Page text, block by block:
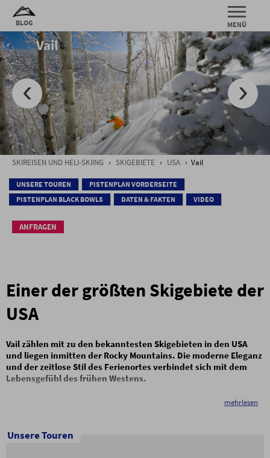
SKIREISEN UND HELI-SKIING › SKIGEBIETE › USA › Vail
UNSERE TOUREN
PISTENPLAN VORDERSEITE
PISTENPLAN BLACK BOWLS
DATEN & FAKTEN VIDEO
ANFRAGEN
Vail
Einer der größten Skigebiete der
USA
Vail zählen mit zu den bekanntesten Skigebieten in den USA
und liegen inmitten der Rocky Mountains. Die moderne Eleganz
und der zeitlose Stil des Ferienortes verbindet sich mit dem
Lebensgefühl des frühen Westens.
Die abwechslungsreichen Abfahrten und riesigen Dimensionen des
„Back Bowls“, alle anderen vergnügen sich auf den über 120 perfekt
mehrlesen
Unsere Touren